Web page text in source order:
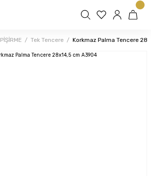
PİŞİRME Tek Tencere Korkmaz Palma Tencere